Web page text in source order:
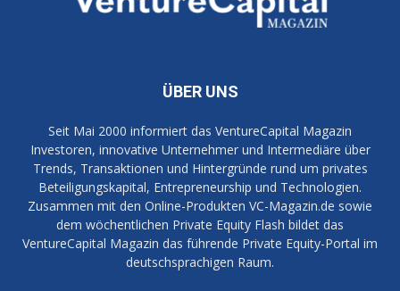
ÜBER UNS
Seit Mai 2000 informiert das VentureCapital Magazin
Investoren, innovative Unternehmer und Intermediäre über
Trends, Transaktionen und Hintergründe rund um privates
Beteiligungskapital, Entrepreneurship und Technologien.
Zusammen mit den Online-Produkten VC-Magazin.de sowie
dem wöchentlichen Private Equity Flash bildet das
VentureCapital Magazin das führende Private Equity-Portal im
deutschsprachigen Raum.